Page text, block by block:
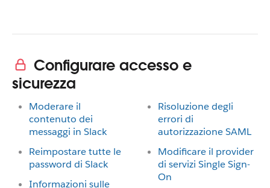
Configurare accesso e
sicurezza
Moderare il
contenuto dei
messaggi in Slack
Reimpostare tutte le
password di Slack
Informazioni sulle
Risoluzione degli
errori di
autorizzazione SAML
Modificare il provider
di servizi Single Sign-
On